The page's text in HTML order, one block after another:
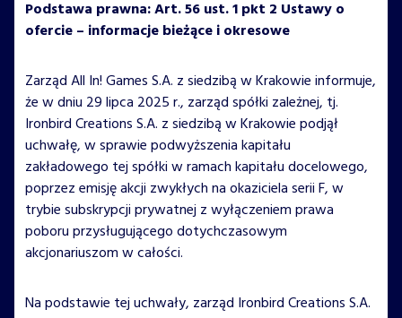
Podstawa prawna: Art. 56 ust. 1 pkt 2 Ustawy o
ofercie – informacje bieżące i okresowe
Zarząd All In! Games S.A. z siedzibą w Krakowie informuje,
że w dniu 29 lipca 2025 r., zarząd spółki zależnej, tj.
Ironbird Creations S.A. z siedzibą w Krakowie podjął
uchwałę, w sprawie podwyższenia kapitału
zakładowego tej spółki w ramach kapitału docelowego,
poprzez emisję akcji zwykłych na okaziciela serii F, w
trybie subskrypcji prywatnej z wyłączeniem prawa
poboru przysługującego dotychczasowym
akcjonariuszom w całości.
Na podstawie tej uchwały, zarząd Ironbird Creations S.A.